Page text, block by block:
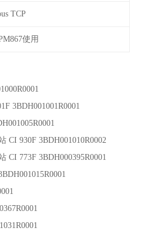
TCP
使用
3BDH001001R0001
CI 930F 3BDH001010R0002
CI 773F 3BDH000395R0001